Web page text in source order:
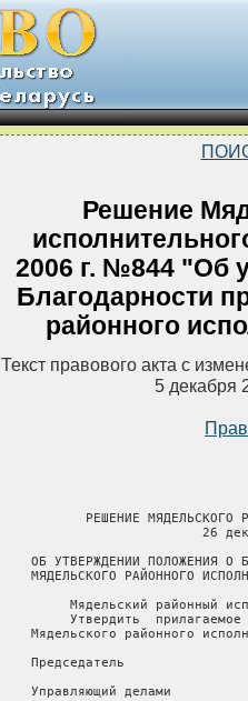
Решение
2006 г. №844 "Об
Благодарности
районного
Текст правового акта с
5 декабря
РЕШЕНИЕ МЯДЕЛЬСКОГО
26
ОБ УТВЕРЖДЕНИИ ПОЛОЖЕНИЯ О
МЯДЕЛЬСКОГО РАЙОННОГО
Мядельский районный
Утвердить
Мядельского районного
Председатель
Управляющий делами